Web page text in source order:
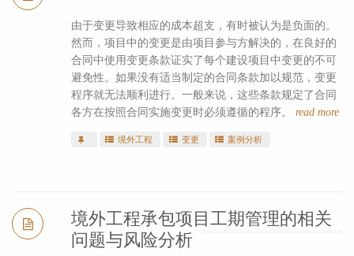
由于变更导致相应的成本超支，有时被认为是负面的。
然而，项目中的变更是由项目参与方解决的，在良好的
合同中使用变更条款证实了每个建设项目中变更的不可
避免性。如果没有适当制定的合同条款加以规范，变更
程序就无法顺利进行。一般来说，这些条款规定了合同
各方在按照合同实施变更时必须遵循的程序。 read more
境外工程 变更 案例分析
境外工程承包项目工期管理的相关
问题与风险分析